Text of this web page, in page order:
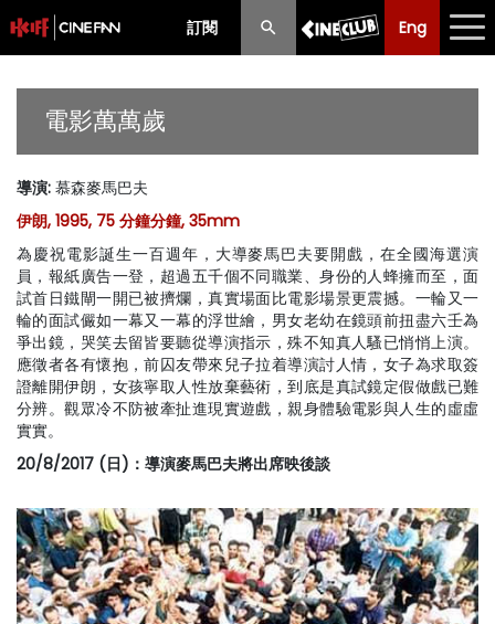
訂閱 Eng
Eng 中文
節目
購票須知
優惠計劃
前期節目
電影萬萬歲
導演: 慕森麥馬巴夫
伊朗, 1995, 75 分鐘分鐘, 35mm
為慶祝電影誕生一百週年，大導麥馬巴夫要開戲，在全國海選演
員，報紙廣告一登，超過五千個不同職業、身份的人蜂擁而至，面
試首日鐵閘一開已被擠爛，真實場面比電影場景更震撼。一輪又一
輪的面試儼如一幕又一幕的浮世繪，男女老幼在鏡頭前扭盡六壬為
爭出鏡，哭笑去留皆要聽從導演指示，殊不知真人騷已悄悄上演。
應徵者各有懷抱，前囚友帶來兒子拉着導演討人情，女子為求取簽
證離開伊朗，女孩寧取人性放棄藝術，到底是真試鏡定假做戲已難
分辨。觀眾冷不防被牽扯進現實遊戲，親身體驗電影與人生的虛虛
實實。
20/8/2017 (日)：導演麥馬巴夫將出席映後談